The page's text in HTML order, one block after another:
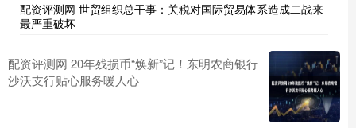
配资评测网 世贸组织总干事：关税对国际贸易体系造成二战来
最严重破坏
配资评测网 20年残损币“焕新”记！东明农商银行
沙沃支行贴心服务暖人心